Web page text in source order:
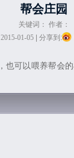
帮会庄园
关键词： 作者：
2015-01-05
分享到:
可以喂养帮会的